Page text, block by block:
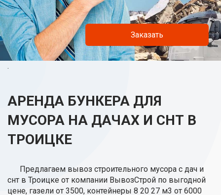
Заказать
.
АРЕНДА БУНКЕРА ДЛЯ
МУСОРА НА ДАЧАХ И СНТ В
ТРОИЦКЕ
Предлагаем вывоз строительного мусора с дач и
снт в Троицке от компании ВывозСтрой по выгодной
цене, газели от 3500, контейнеры 8 20 27 м3 от 6000